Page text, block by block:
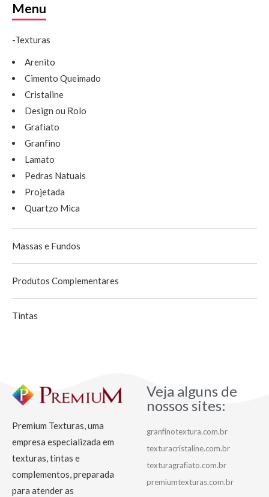
Menu
-Texturas
Arenito
Cimento Queimado
Cristaline
Design ou Rolo
Grafiato
Granfino
Lamato
Pedras Natuais
Projetada
Quartzo Mica
Massas e Fundos
Produtos Complementares
Tintas
Premium Texturas, uma
empresa especializada em
texturas, tintas e
complementos, preparada
para atender as
Veja alguns de
nossos sites:
granfinotextura.com.br
texturacristaline.com.br
texturagrafiato.com.br
premiumtexturas.com.br